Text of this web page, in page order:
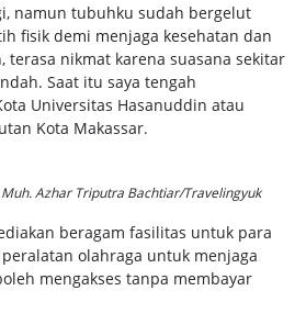
namun tubuhku sudah bergelut
fisik demi menjaga kesehatan dan
terasa nikmat karena suasana sekitar
Saat itu saya tengah
Universitas Hasanuddin atau
Kota Makassar.
Azhar Triputra Bachtiar/Travelingyuk
beragam fasilitas untuk para
olahraga untuk menjaga
mengakses tanpa membayar